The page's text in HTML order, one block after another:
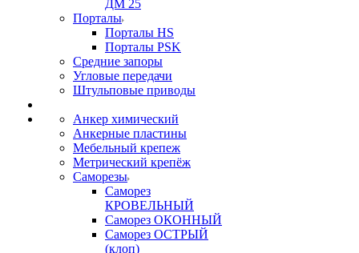
ДМ 25
Порталы
Порталы HS
Порталы PSK
Средние запоры
Угловые передачи
Штульповые приводы
Анкер химический
Анкерные пластины
Мебельный крепеж
Метрический крепёж
Саморезы
Саморез
КРОВЕЛЬНЫЙ
Саморез ОКОННЫЙ
Саморез ОСТРЫЙ
(клоп)